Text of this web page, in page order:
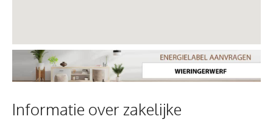
Informatie over zakelijke